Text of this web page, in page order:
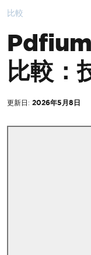
比較
比較：
更新日: 2026年5月8日